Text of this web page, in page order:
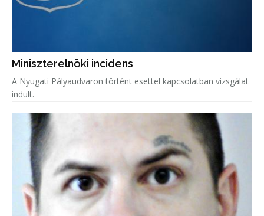
Miniszterelnöki incidens
A Nyugati Pályaudvaron történt esettel kapcsolatban vizsgálat
indult.